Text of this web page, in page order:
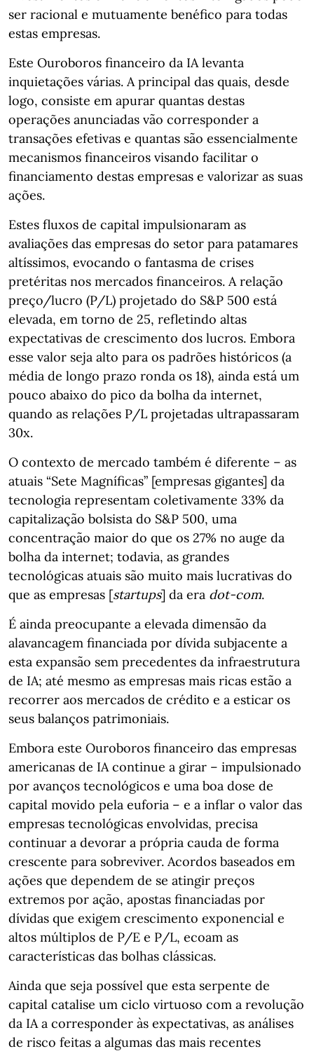
ser racional e mutuamente benéfico para todas
estas empresas.
Este Ouroboros financeiro da IA levanta
inquietações várias. A principal das quais, desde
logo, consiste em apurar quantas destas
operações anunciadas vão corresponder a
transações efetivas e quantas são essencialmente
mecanismos financeiros visando facilitar o
financiamento destas empresas e valorizar as suas
ações.
Estes fluxos de capital impulsionaram as
avaliações das empresas do setor para patamares
altíssimos, evocando o fantasma de crises
pretéritas nos mercados financeiros. A relação
preço/lucro (P/L) projetado do S&P 500 está
elevada, em torno de 25, refletindo altas
expectativas de crescimento dos lucros. Embora
esse valor seja alto para os padrões históricos (a
média de longo prazo ronda os 18), ainda está um
pouco abaixo do pico da bolha da internet,
quando as relações P/L projetadas ultrapassaram
30x.
O contexto de mercado também é diferente – as
atuais “Sete Magníficas” [empresas gigantes] da
tecnologia representam coletivamente 33% da
capitalização bolsista do S&P 500, uma
concentração maior do que os 27% no auge da
bolha da internet; todavia, as grandes
tecnológicas atuais são muito mais lucrativas do
que as empresas [startups] da era dot-com.
É ainda preocupante a elevada dimensão da
alavancagem financiada por dívida subjacente a
esta expansão sem precedentes da infraestrutura
de IA; até mesmo as empresas mais ricas estão a
recorrer aos mercados de crédito e a esticar os
seus balanços patrimoniais.
Embora este Ouroboros financeiro das empresas
americanas de IA continue a girar – impulsionado
por avanços tecnológicos e uma boa dose de
capital movido pela euforia – e a inflar o valor das
empresas tecnológicas envolvidas, precisa
continuar a devorar a própria cauda de forma
crescente para sobreviver. Acordos baseados em
ações que dependem de se atingir preços
extremos por ação, apostas financiadas por
dívidas que exigem crescimento exponencial e
altos múltiplos de P/E e P/L, ecoam as
características das bolhas clássicas.
Ainda que seja possível que esta serpente de
capital catalise um ciclo virtuoso com a revolução
da IA a corresponder às expectativas, as análises
de risco feitas a algumas das mais recentes